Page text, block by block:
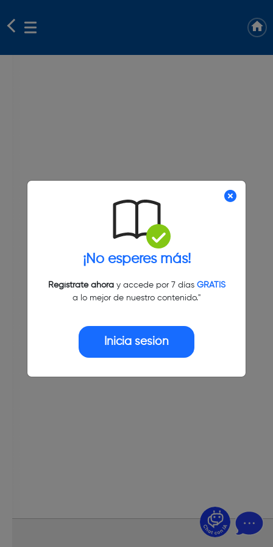
¡No esperes más!
Regístrate ahoray accede por 7 días GRATIS
a lo mejor de nuestro contenido."
Inicia sesión